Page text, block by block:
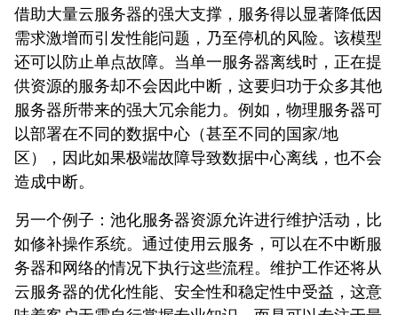
借助大量云服务器的强大支撑，服务得以显著降低因
需求激增而引发性能问题，乃至停机的风险。该模型
还可以防止单点故障。当单一服务器离线时，正在提
供资源的服务却不会因此中断，这要归功于众多其他
服务器所带来的强大冗余能力。例如，物理服务器可
以部署在不同的数据中心（甚至不同的国家/地
区），因此如果极端故障导致数据中心离线，也不会
造成中断。
另一个例子：池化服务器资源允许进行维护活动，比
如修补操作系统。通过使用云服务，可以在不中断服
务器和网络的情况下执行这些流程。维护工作还将从
云服务器的优化性能、安全性和稳定性中受益，这意